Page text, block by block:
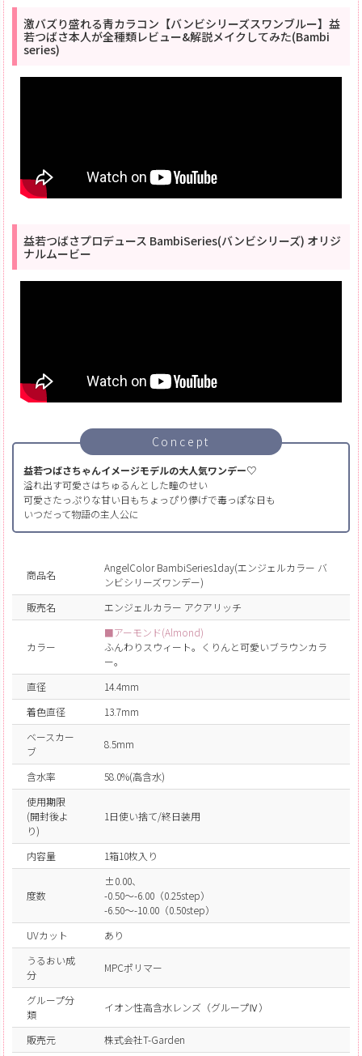
激バズり盛れる青カラコン【バンビシリーズスワンブルー】益
若つばさ本人が全種類レビュー&解説メイクしてみた(Bambi
series)
益若つばさプロデュース BambiSeries(バンビシリーズ) オリジ
ナルムービー
Concept
益若つばさちゃんイメージモデルの大人気ワンデー♡
溢れ出す可愛さはちゅるんとした瞳のせい
可愛さたっぷりな甘い日もちょっぴり儚げで毒っぽな日も
いつだって物語の主人公に
商品名
AngelColor BambiSeries1day(エンジェルカラー バ
ンビシリーズワンデー)
販売名
エンジェルカラー アクアリッチ
カラー
■アーモンド(Almond)
ふんわりスウィート。くりんと可愛いブラウンカラ
ー。
直径
14.4mm
着色直径
13.7mm
ベースカー
ブ
8.5mm
含水率
58.0%(高含水)
使用期限
(開封後よ
り)
1日使い捨て/終日装用
内容量 1箱10枚入り
度数
±0.00、
-0.50～-6.00（0.25step）
-6.50～-10.00（0.50step）
UVカット
あり
うるおい成
分
MPCポリマー
グループ分
類
イオン性高含水レンズ（グループⅣ）
販売元
株式会社T-Garden